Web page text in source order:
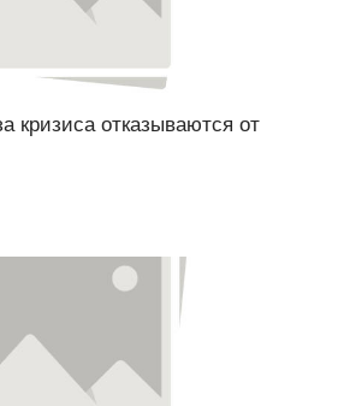
кризиса отказываются от